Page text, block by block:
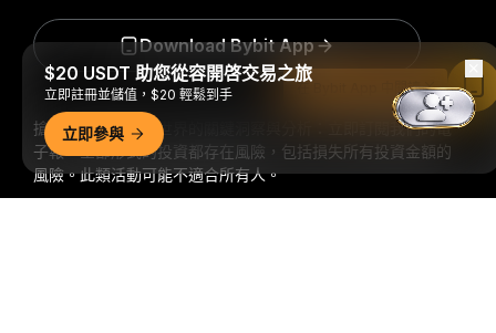
搶先掌握加密貨幣世界的關鍵洞察與分析：立即訂閱我們的電
子報。
全部形式的投資都存在風險，包括損失所有投資金額的
風險。此類活動可能不適合所有人。
Download Bybit App
$20 USDT 助您從容開啓交易之旅
立即註冊並儲值，$20 輕鬆到手
立即參與
在 Bybit App 中閱讀